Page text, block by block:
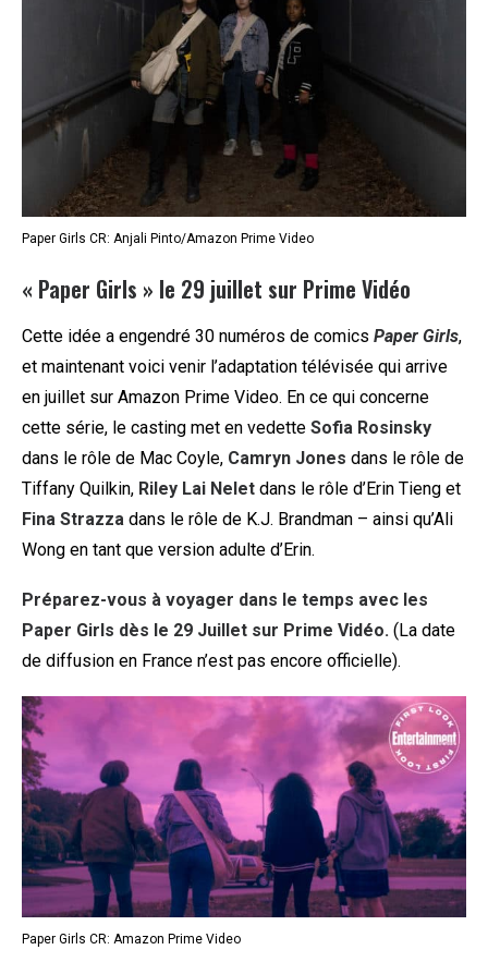
Paper Girls CR: Anjali Pinto/Amazon Prime Video
« Paper Girls » le 29 juillet sur Prime Vidéo
Cette idée a engendré 30 numéros de comics Paper Girls,
et maintenant voici venir l’adaptation télévisée qui arrive
en juillet sur Amazon Prime Video. En ce qui concerne
cette série, le casting met en vedette Sofia Rosinsky
dans le rôle de Mac Coyle, Camryn Jones dans le rôle de
Tiffany Quilkin, Riley Lai Nelet dans le rôle d’Erin Tieng et
Fina Strazza dans le rôle de K.J. Brandman – ainsi qu’Ali
Wong en tant que version adulte d’Erin.
Préparez-vous à voyager dans le temps avec les
Paper Girls dès le 29 Juillet sur Prime Vidéo. (La date
de diffusion en France n’est pas encore officielle).
Paper Girls CR: Amazon Prime Video